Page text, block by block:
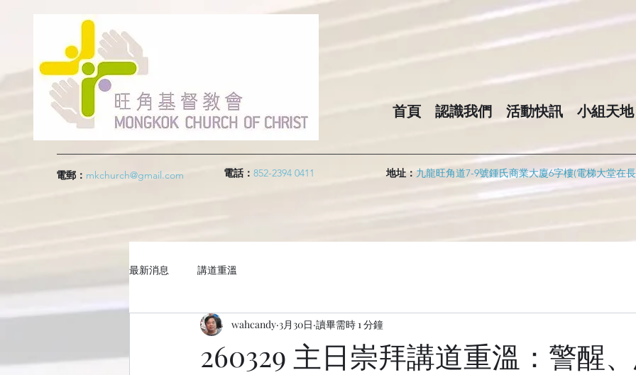
首頁 認識我們 活動快訊 小組天地
電郵： mkchurch@gmail.com 電話： 852-2394 0411 地址： 九龍旺角道7-9號鍾氏商業大廈6字樓(電梯大堂在
最新消息 講道重溫
260329 主日崇拜講道重溫：警醒
wahcandy 3月30日 讀畢需時 1 分鐘